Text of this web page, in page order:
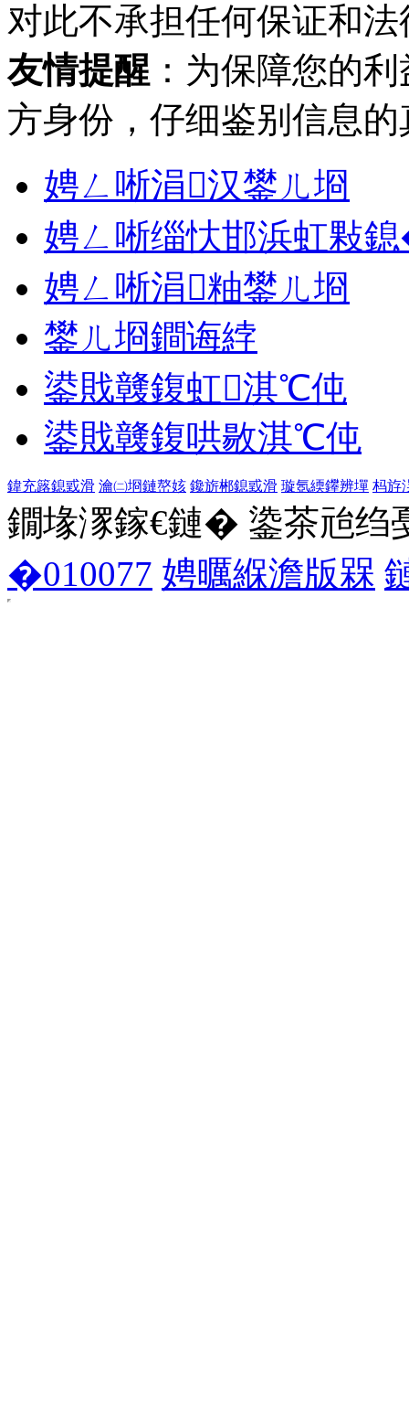
对此不承担任何保证和
友情提醒 ：为保障您的
方身份，仔细鉴别信息
娉ㄥ唽涓汉鐢ㄦ埛
娉ㄥ唽缁忕邯浜虹敤
娉ㄥ唽涓粙鐢ㄦ埛
鐢ㄦ埛鐧诲綍
鍙戝竷鍑虹淇℃伅
鍙戝竷鍑哄敭淇℃伅
鍏充簬鎴戜滑 瀹㈡埛鏈嶅姟 鑱旂郴鎴戜滑 璇氬緛鑻辨墠 杩斿
鐗堟潈鎵€鏈� 鍌茶兘绉
�010077 娉曞緥澹版槑